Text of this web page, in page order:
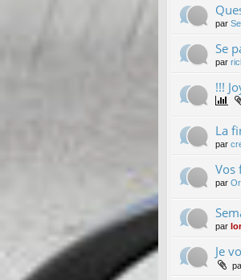
par
Se
par
!!!
La
par
Vos
par
par
Je